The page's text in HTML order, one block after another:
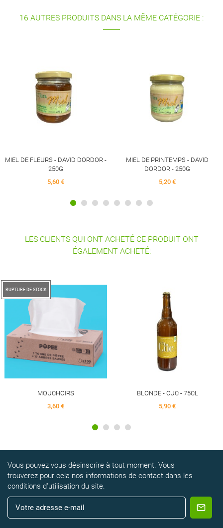
16 AUTRES PRODUITS DANS LA MÊME CATÉGORIE :
-
MIEL DE PRINTEMPS - DAVID
LES CLIENTS QUI ONT ACHETÉ CE PRODUIT ONT
ÉGALEMENT ACHETÉ:
DE STOCK
MOUCHOIRS
BLONDE - CUC - 75CL
Vous pouvez vous désinscrire à tout moment. Vous
trouverez pour cela nos informations de contact dans les
conditions d'utilisation du site.